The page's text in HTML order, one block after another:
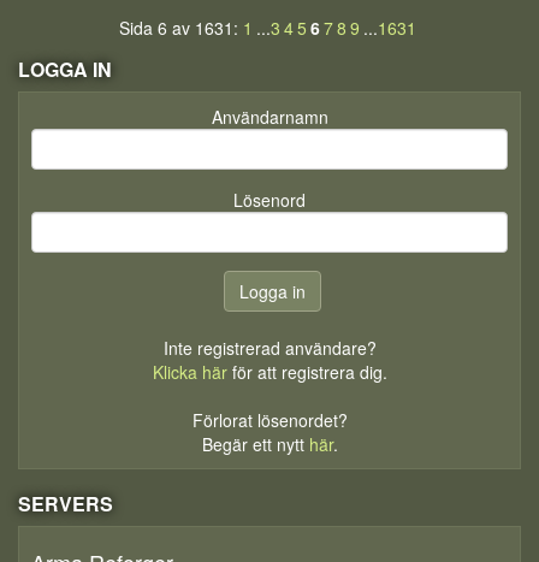
Sida 6 av 1631: 1 ...3 45 678 9 ...1631
LOGGA IN
Användarnamn
Lösenord
Inte registrerad användare?
Klicka härför att registrera dig.
Förlorat lösenordet?
Begär ett nytt här.
SERVERS